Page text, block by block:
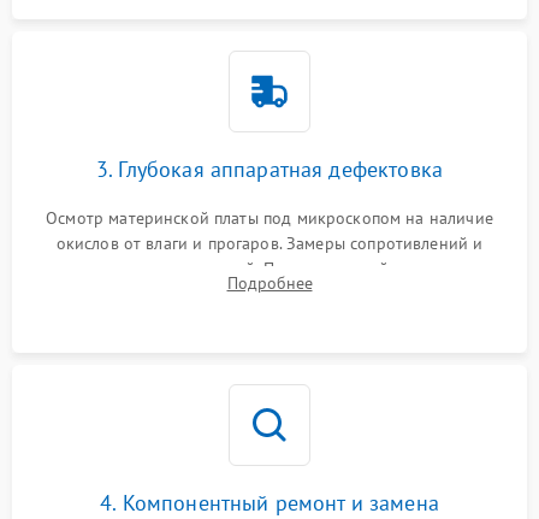
3. Глубокая аппаратная дефектовка
Осмотр материнской платы под микроскопом на наличие
окислов от влаги и прогаров. Замеры сопротивлений и
дежурных напряжений. Проверка цепей питания,
мультиконтроллера, процессора и видеочипа.
Подробнее
4. Компонентный ремонт и замена